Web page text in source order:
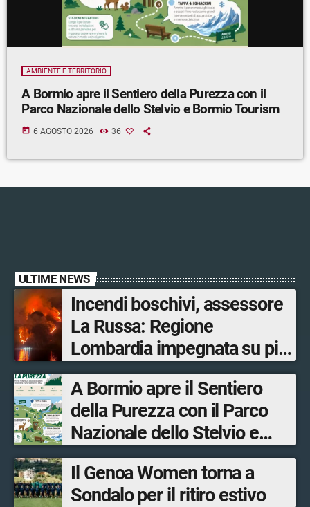
AMBIENTE E TERRITORIO
A Bormio apre il Sentiero della Purezza con il
Parco Nazionale dello Stelvio e Bormio Tourism
today 6 AGOSTO 2026 36
ULTIME NEWS
Incendi boschivi, assessore
La Russa: Regione
Lombardia impegnata su più
fronti, 48 volontari coinvolti
tra le province di Lecco,
Sondrio, Milano e Como
A Bormio apre il Sentiero
della Purezza con il Parco
Nazionale dello Stelvio e
Bormio Tourism
Il Genoa Women torna a
Sondalo per il ritiro estivo